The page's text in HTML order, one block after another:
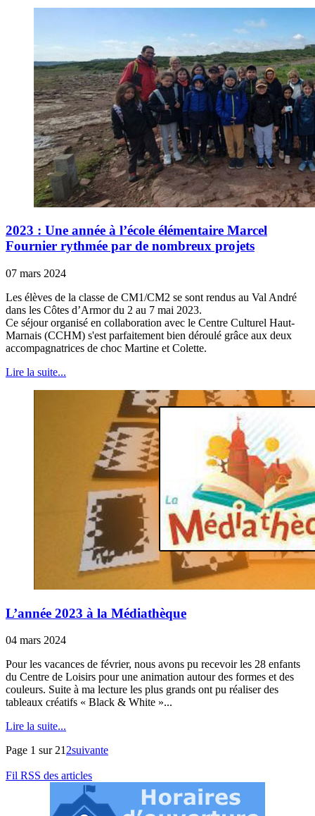
2023 : Une année à l’école élémentaire Marcel
Fournier rythmée par de nombreux projets
07 mars 2024
Les élèves de la classe de CM1/CM2 se sont rendus au Val André
dans les Côtes d’Armor du 2 au 7 mai 2023.
Ce séjour organisé en collaboration avec le Centre Culturel Haut-
Marnais (CCHM) s'est parfaitement bien déroulé grâce aux deux
accompagnatrices de choc Martine et Colette.
Lire la suite...
L’année 2023 à la Médiathèque
04 mars 2024
Pour les vacances de février, nous avons pu recevoir les 28 enfants
du Centre de Loisirs pour une animation autour des formes et des
couleurs. Suite à ma lecture les plus grands ont pu réaliser des
tableaux créatifs « Black & White »...
Lire la suite...
Page 1 sur 21 2suivante
Fil RSS des articles